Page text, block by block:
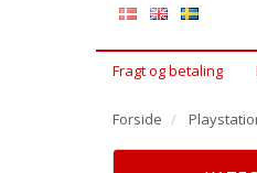
Fragt og betaling
Forside